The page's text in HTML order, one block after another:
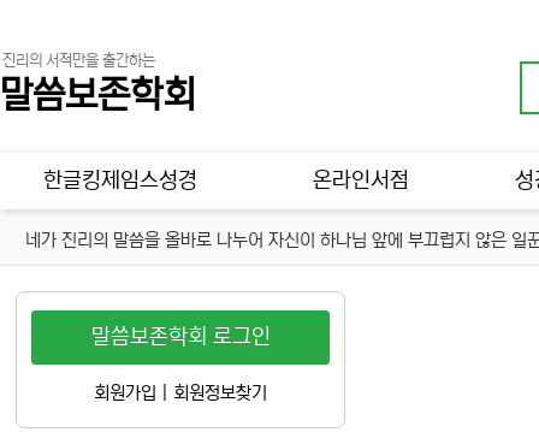
진리의 서적만을 출간하는
말씀보존학회
메인 메뉴
한글킹제임스성경 온라인서점 성
네가 진리의 말씀을 올바로 나누어 자신이 하나님 앞에 부끄럽지 않은
말씀보존학회 로그인
회원가입 회원정보찾기